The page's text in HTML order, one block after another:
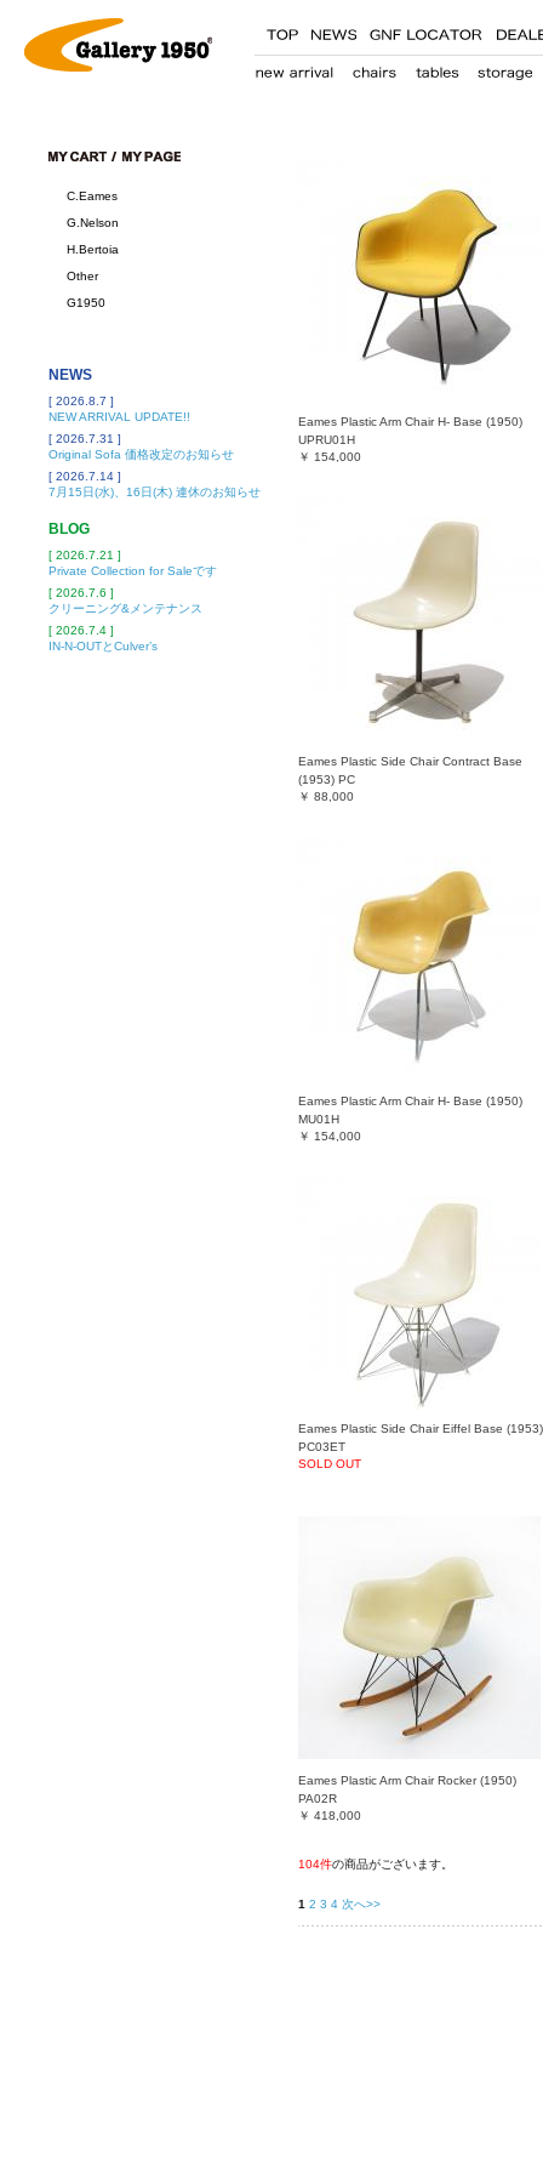
C.Eames
G.Nelson
H.Bertoia
Other
G1950
NEWS
[ 2026.8.7 ]
NEW ARRIVAL UPDATE!!
[ 2026.7.31 ]
Original Sofa 価格改定のお知らせ
[ 2026.7.14 ]
7月15日(水)、16日(木) 連休のお知らせ
BLOG
[ 2026.7.21 ]
Private Collection for Saleです
[ 2026.7.6 ]
クリーニング&メンテナンス
[ 2026.7.4 ]
IN-N-OUTとCulver’s
Eames Plastic Arm Chair H- Base (1950)
UPRU01H
￥ 154,000
Eames Plastic Side Chair Contract Base
(1953) PC
￥ 88,000
Eames Plastic Arm Chair H- Base (1950)
MU01H
￥ 154,000
Eames Plastic Side Chair Eiffel Base (1953)
PC03ET
SOLD OUT
Eames Plastic Arm Chair Rocker (1950)
PA02R
￥ 418,000
104件の商品がございます。
1 2 3 4 次へ>>